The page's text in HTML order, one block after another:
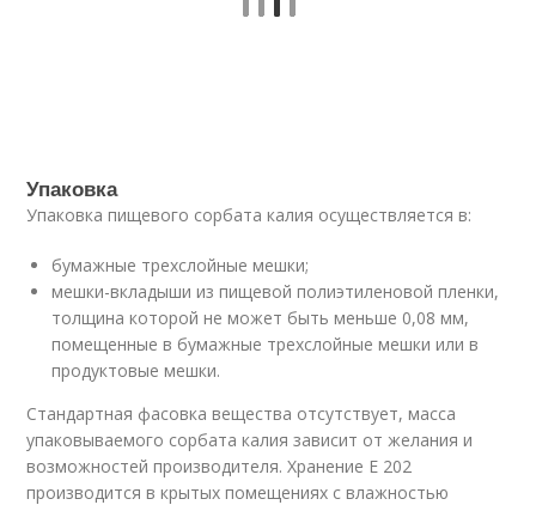
Упаковка
Упаковка пищевого сорбата калия осуществляется в:
бумажные трехслойные мешки;
мешки-вкладыши из пищевой полиэтиленовой пленки,
толщина которой не может быть меньше 0,08 мм,
помещенные в бумажные трехслойные мешки или в
продуктовые мешки.
Стандартная фасовка вещества отсутствует, масса
упаковываемого сорбата калия зависит от желания и
возможностей производителя. Хранение E 202
производится в крытых помещениях с влажностью